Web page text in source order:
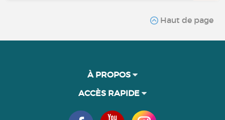
Haut de page
À PROPOS
ACCÈS RAPIDE